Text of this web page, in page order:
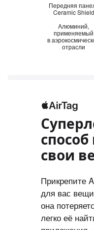
Передняя
Ceramic Shield
Алюминий,
применяемый
в
отрасли
свои
Прикрепите
для вас
она
легко её